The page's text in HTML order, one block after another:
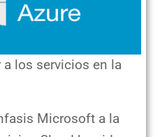
los servicios en la
Microsoft a la